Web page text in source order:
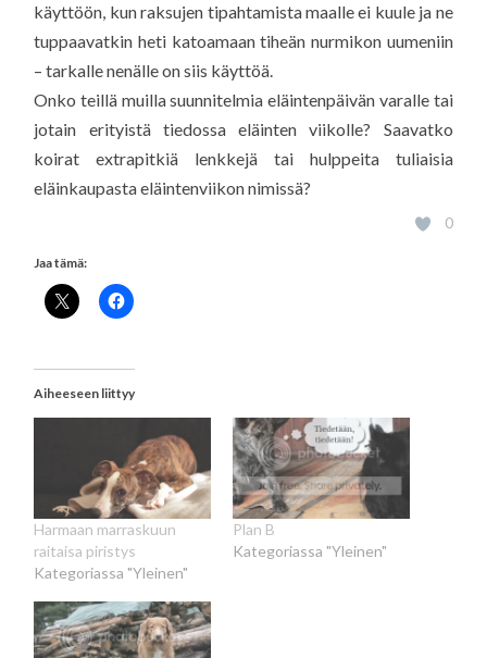
käyttöön, kun raksujen tipahtamista maalle ei kuule ja ne
tuppaavatkin heti katoamaan tiheän nurmikon uumeniin
– tarkalle nenälle on siis käyttöä.
Onko teillä muilla suunnitelmia eläintenpäivän varalle tai
jotain erityistä tiedossa eläinten viikolle? Saavatko
koirat extrapitkiä lenkkejä tai hulppeita tuliaisia
eläinkaupasta eläintenviikon nimissä?
0
Jaa tämä:
Aiheeseen liittyy
Harmaan marraskuun
raitaisa piristys
Kategoriassa "Yleinen"
Plan B
Kategoriassa "Yleinen"